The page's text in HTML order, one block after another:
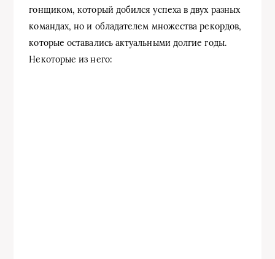
гонщиком, который добился успеха в двух разных
командах, но и обладателем множества рекордов,
которые оставались актуальными долгие годы.
Некоторые из него: